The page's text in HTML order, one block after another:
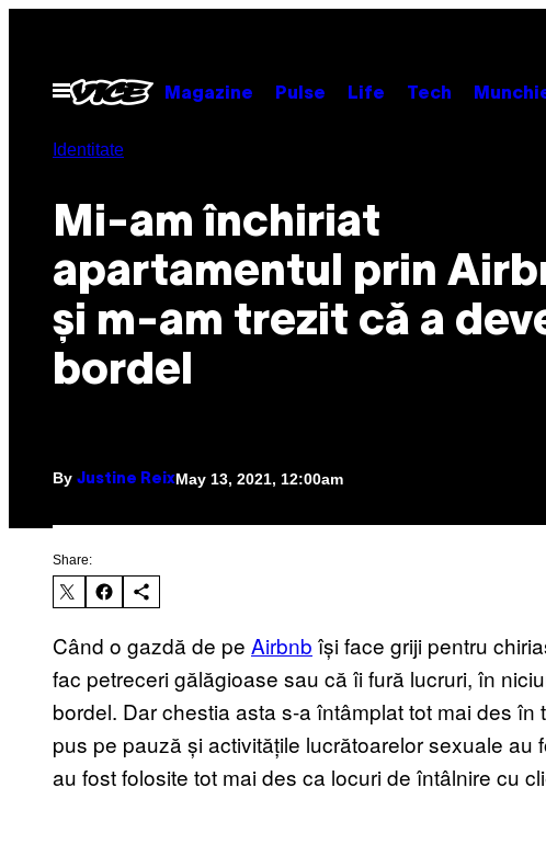
contentOpen
Menu
Magazine Pulse Life Tech
Identitate
Mi-am închiriat
apartamentul prin
și m-am trezit că a
bordel
By Justine ReixMay 13, 2021, 12:00am
Share:
Când o gazdă de pe Airbnb își face griji pentru
fac petreceri gălăgioase sau că îi fură lucruri, în
bordel. Dar chestia asta s-a întâmplat tot mai des
pus pe pauză și activitățile lucrătoarelor sexuale au
au fost folosite tot mai des ca locuri de întâlnire cu